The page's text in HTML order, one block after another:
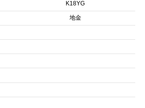
K18YG
地金